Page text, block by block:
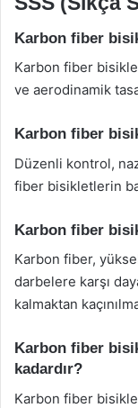
Karbon fiber
Karbon fiber
ve aerodinamik
Karbon fiber
Düzenli kontrol,
fiber bisikletlerin
Karbon fiber
Karbon fiber,
darbelere karşı
kalmaktan
Karbon fiber
kadardır?
Karbon fiber